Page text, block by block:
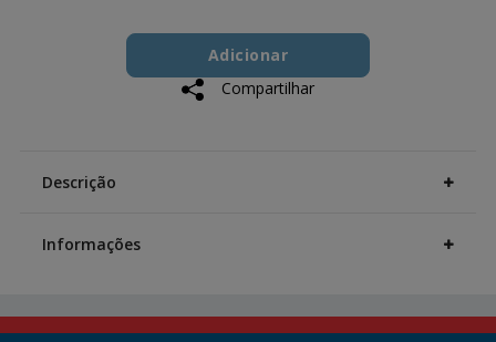
to
cart
Product
ActionsAdicionar
Compartilhar
Information
Descrição
Informações